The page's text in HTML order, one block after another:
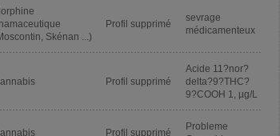
Skénan ...)
Profil supprimé
sevrage
médicamenteux
Profil supprimé
Acide 11?nor?
delta?9?THC?
9?COOH 1, µg/L
Profil supprimé
Probleme